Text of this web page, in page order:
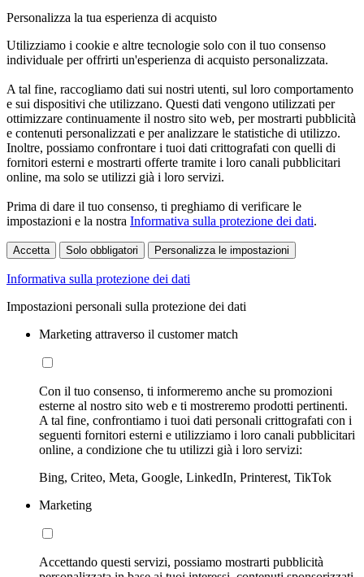
Personalizza la tua esperienza di acquisto
Utilizziamo i cookie e altre tecnologie solo con il tuo consenso
individuale per offrirti un'esperienza di acquisto personalizzata.
A tal fine, raccogliamo dati sui nostri utenti, sul loro comportamento
e sui dispositivi che utilizzano. Questi dati vengono utilizzati per
ottimizzare continuamente il nostro sito web, per mostrarti pubblicità
e contenuti personalizzati e per analizzare le statistiche di utilizzo.
Inoltre, possiamo confrontare i tuoi dati crittografati con quelli di
fornitori esterni e mostrarti offerte tramite i loro canali pubblicitari
online, ma solo se utilizzi già i loro servizi.
Prima di dare il tuo consenso, ti preghiamo di verificare le
impostazioni e la nostra Informativa sulla protezione dei dati.
Accetta Solo obbligatori Personalizza le impostazioni
Informativa sulla protezione dei dati
Impostazioni personali sulla protezione dei dati
Marketing attraverso il customer match
Con il tuo consenso, ti informeremo anche su promozioni
esterne al nostro sito web e ti mostreremo prodotti pertinenti.
A tal fine, confrontiamo i tuoi dati personali crittografati con i
seguenti fornitori esterni e utilizziamo i loro canali pubblicitari
online, a condizione che tu utilizzi già i loro servizi:
Bing, Criteo, Meta, Google, LinkedIn, Printerest, TikTok
Marketing
Accettando questi servizi, possiamo mostrarti pubblicità